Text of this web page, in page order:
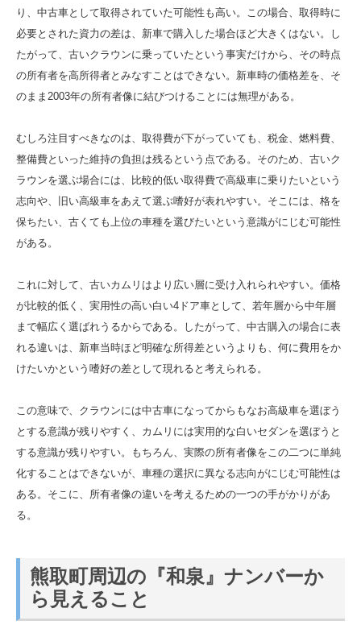
り、中古車として取得されていた可能性も高い。この場合、取得時に
必要とされた資力の差は、新車で購入した場合ほど大きくはない。し
たがって、古いクラウンに乗っていたという事実だけから、その時点
の所有者を高所得者とみなすことはできない。新車時の価格差を、そ
のまま2003年の所有者像に結びつけることには無理がある。
むしろ注目すべきなのは、取得費が下がっていても、税金、燃料費、
整備費といった維持の負担は残るという点である。そのため、古いク
ラウンを選ぶ場合には、比較的低い取得費で高級車に乗りたいという
志向や、旧い高級車をあえて選ぶ嗜好が表れやすい。そこには、格を
保ちたい、古くても上位の車種を選びたいという意識がにじむ可能性
がある。
これに対して、古いカムリはより広い層に受け入れられやすい。価格
が比較的低く、実用性の高い白い4ドア車として、若年層から中年層
まで幅広く選ばれうるからである。したがって、中古購入の場合に表
れる違いは、新車当時ほど明確な所得差というよりも、何に費用をか
けたいかという嗜好の差として現れると考えられる。
この意味で、クラウンには中古車になってからもなお高級車を選ぼう
とする意識が残りやすく、カムリには実用的な白いセダンを選ぼうと
する意識が残りやすい。もちろん、実際の所有者像をこの二つに単純
化することはできないが、車種の選択に異なる志向がにじむ可能性は
ある。そこに、所有者像の違いを考えるための一つの手がかりがあ
る。
熊取町周辺の『和泉』ナンバーか
ら見えること